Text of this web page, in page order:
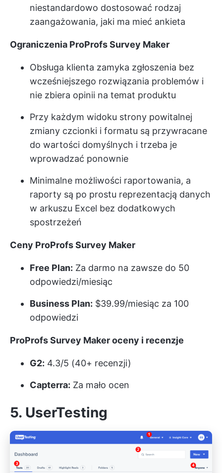
niestandardowo dostosować rodzaj
zaangażowania, jaki ma mieć ankieta
Ograniczenia ProProfs Survey Maker
Obsługa klienta zamyka zgłoszenia bez
wcześniejszego rozwiązania problemów i
nie zbiera opinii na temat produktu
Przy każdym widoku strony powitalnej
zmiany czcionki i formatu są przywracane
do wartości domyślnych i trzeba je
wprowadzać ponownie
Minimalne możliwości raportowania, a
raporty są po prostu reprezentacją danych
w arkuszu Excel bez dodatkowych
spostrzeżeń
Ceny ProProfs Survey Maker
Free Plan: Za darmo na zawsze do 50
odpowiedzi/miesiąc
Business Plan: $39.99/miesiąc za 100
odpowiedzi
ProProfs Survey Maker oceny i recenzje
G2: 4.3/5 (40+ recenzji)
Capterra: Za mało ocen
5. UserTesting